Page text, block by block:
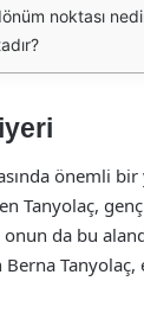
noktası
önemli
Tanyolaç,
da bu